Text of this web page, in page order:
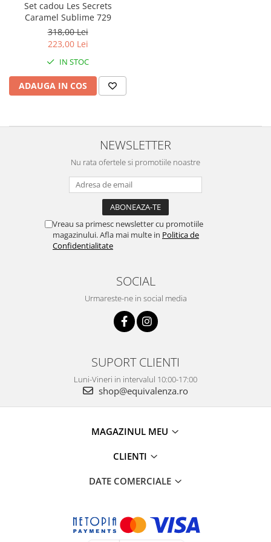
Set cadou Les Secrets
Caramel Sublime 729
318,00 Lei
223,00 Lei
IN STOC
ADAUGA IN COS
NEWSLETTER
Nu rata ofertele si promotiile noastre
Vreau sa primesc newsletter cu promotiile
magazinului. Afla mai multe in Politica de
Confidentialitate
SOCIAL
Urmareste-ne in social media
SUPORT CLIENTI
Luni-Vineri in intervalul 10:00-17:00
shop@equivalenza.ro
MAGAZINUL MEU
CLIENTI
DATE COMERCIALE